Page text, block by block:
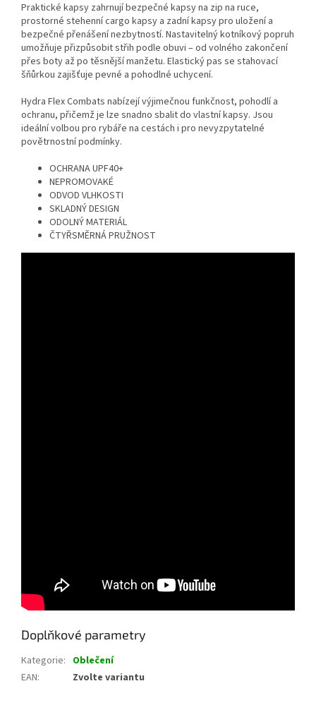
Praktické kapsy zahrnují bezpečné kapsy na zip na ruce,
prostorné stehenní cargo kapsy a zadní kapsy pro uložení a
bezpečné přenášení nezbytností. Nastavitelný kotníkový popruh
umožňuje přizpůsobit střih podle obuvi – od volného zakončení
přes boty až po těsnější manžetu. Elastický pas se stahovací
šňůrkou zajišťuje pevné a pohodlné uchycení.
Hydra Flex Combats nabízejí výjimečnou funkčnost, pohodlí a
ochranu, přičemž je lze snadno sbalit do vlastní kapsy. Jsou
ideální volbou pro rybáře na cestách i pro nevyzpytatelné
povětrnostní podmínky.
OCHRANA UPF40+
NEPROMOVAKÉ
ODVOD VLHKOSTI
SKLADNÝ DESIGN
ODOLNÝ MATERIÁL
ČTYŘSMĚRNÁ PRUŽNOST
Doplňkové parametry
Kategorie: Oblečení
EAN: Zvolte variantu